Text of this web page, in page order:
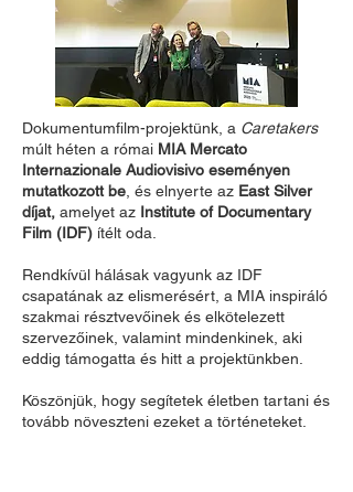
Dokumentumfilm-projektünk, a Caretakers
múlt héten a római MIA Mercato
Internazionale Audiovisivo eseményen
mutatkozott be , és elnyerte az East Silver
díjat, amelyet az Institute of Documentary
Film (IDF) ítélt oda.
Rendkívül hálásak vagyunk az IDF
csapatának az elismerésért, a MIA inspiráló
szakmai résztvevőinek és elkötelezett
szervezőinek, valamint mindenkinek, aki
eddig támogatta és hitt a projektünkben.
Köszönjük, hogy segítetek életben tartani és
tovább növeszteni ezeket a történeteket.